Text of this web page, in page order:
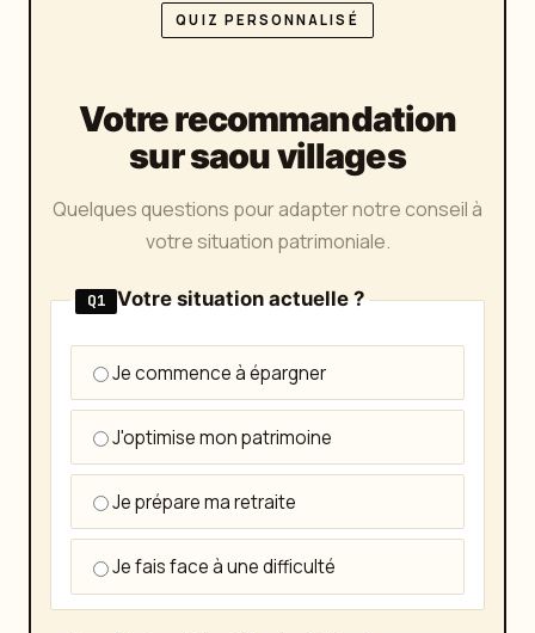
QUIZ PERSONNALISÉ
Votre recommandation
sur saou villages
Quelques questions pour adapter notre conseil à
votre situation patrimoniale.
Q1 Votre situation actuelle ?
Je commence à épargner
J'optimise mon patrimoine
Je prépare ma retraite
Je fais face à une difficulté